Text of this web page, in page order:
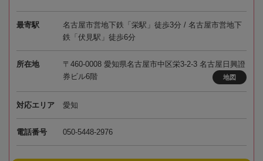
最寄駅
名古屋市営地下鉄「栄駅」徒歩3分 / 名古屋市営地下
鉄「伏見駅」徒歩6分
所在地
〒460-0008 愛知県名古屋市中区栄3-2-3 名古屋日興證
券ビル6階
地図
対応エリア 愛知
電話番号 050-5448-2976